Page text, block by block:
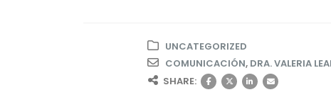
UNCATEGORIZED
COMUNICACIÓN, DRA. VALERIA
SHARE: